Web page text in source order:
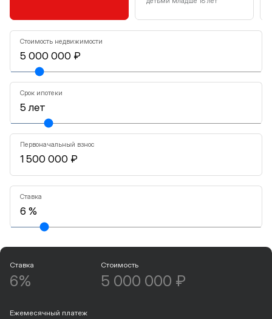
Стоимость недвижимости
Срок ипотеки
Первоначальный взнос
Ставка
Ставка
6%
Стоимость
5 000 000 ₽
Ежемесячный платеж